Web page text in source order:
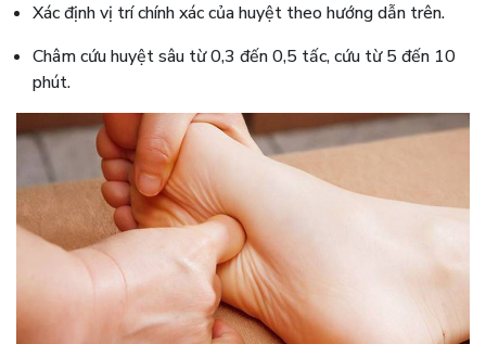
Xác định vị trí chính xác của huyệt theo hướng dẫn trên.
Châm cứu huyệt sâu từ 0,3 đến 0,5 tấc, cứu từ 5 đến 10
phút.